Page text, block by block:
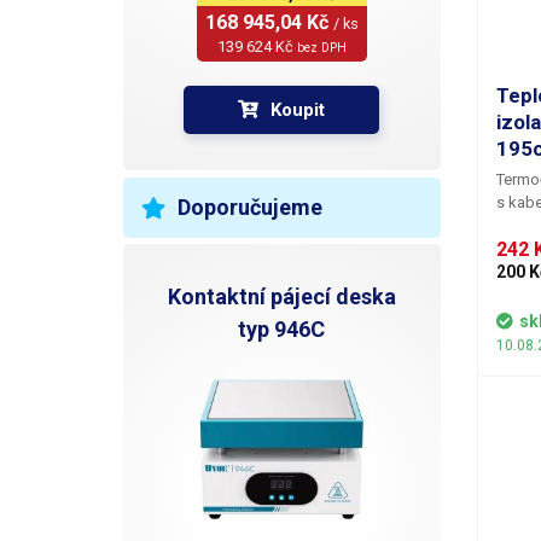
168 945,04 Kč / ks
139 624 Kč bez DPH
Koupit
Doporučujeme
Kontaktní pájecí deska
typ 946C
s
242
200